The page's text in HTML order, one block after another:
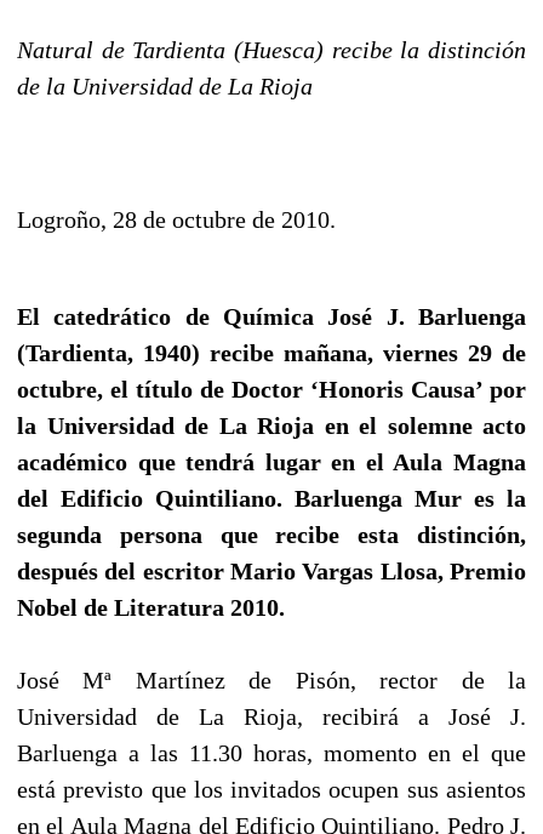
Natural de Tardienta (Huesca) recibe la distinción
de la Universidad de La Rioja
Logroño, 28 de octubre de 2010.
El catedrático de Química José J. Barluenga
(Tardienta, 1940) recibe mañana, viernes 29 de
octubre, el título de Doctor ‘Honoris Causa’ por
la Universidad de La Rioja en el solemne acto
académico que tendrá lugar en el Aula Magna
del Edificio Quintiliano. Barluenga Mur es la
segunda persona que recibe esta distinción,
después del escritor Mario Vargas Llosa, Premio
Nobel de Literatura 2010.
José Mª Martínez de Pisón, rector de la
Universidad de La Rioja, recibirá a José J.
Barluenga a las 11.30 horas, momento en el que
está previsto que los invitados ocupen sus asientos
en el Aula Magna del Edificio Quintiliano. Pedro J.